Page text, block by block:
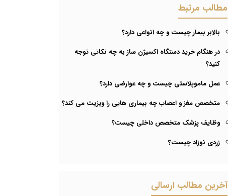
مطالب مرتبط
بالابر بیمار چیست و چه انواعی دارد؟
در هنگام خرید دستگاه اکسیژن ساز به چه نکاتی توجه
کنید؟
عمل ماموپلاستی چیست و چه عوارضی دارد؟
متخصص مغز و اعصاب چه بیماری هایی را ویزیت می کند؟
وظایف پزشک متخصص داخلی چیست؟
زردی نوزاد چیست؟
آخرین مطالب ارسالی